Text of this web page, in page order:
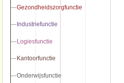
Gezondheidszorgfunctie
Gezondheidszorgfunctie
Industriefunctie
Industriefunctie
Logiesfunctie
Logiesfunctie
Kantoorfunctie
Kantoorfunctie
Onderwijsfunctie
Onderwijsfunctie